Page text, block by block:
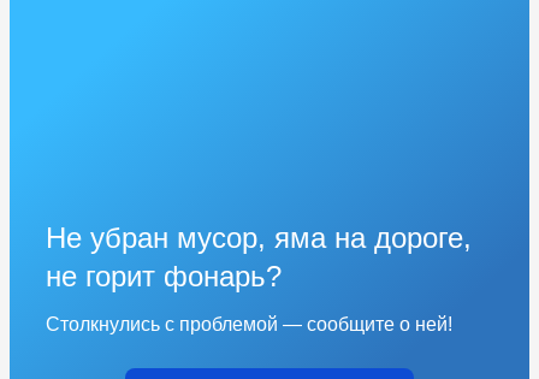
Не убран мусор, яма на дороге,
не горит фонарь?
Столкнулись с проблемой — сообщите о ней!